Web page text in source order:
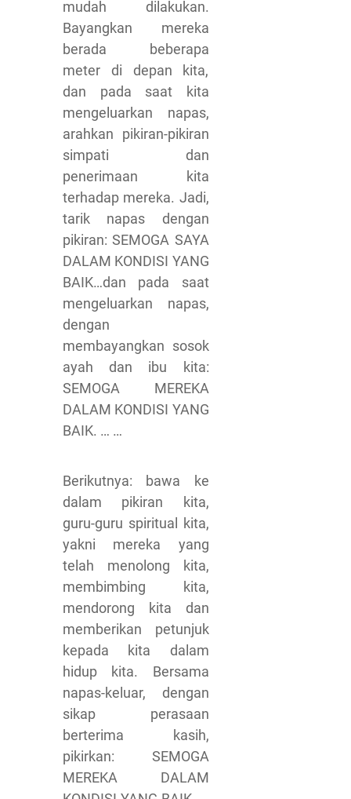
mudah dilakukan.
Bayangkan mereka
berada beberapa
meter di depan kita,
dan pada saat kita
mengeluarkan napas,
arahkan pikiran-pikiran
simpati dan
penerimaan kita
terhadap mereka. Jadi,
tarik napas dengan
pikiran: SEMOGA SAYA
DALAM KONDISI YANG
BAIK…dan pada saat
mengeluarkan napas,
dengan
membayangkan sosok
ayah dan ibu kita:
SEMOGA MEREKA
DALAM KONDISI YANG
BAIK. … …
Berikutnya: bawa ke
dalam pikiran kita,
guru-guru spiritual kita,
yakni mereka yang
telah menolong kita,
membimbing kita,
mendorong kita dan
memberikan petunjuk
kepada kita dalam
hidup kita. Bersama
napas-keluar, dengan
sikap perasaan
berterima kasih,
pikirkan: SEMOGA
MEREKA DALAM